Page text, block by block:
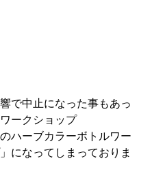
で中止になった事もあっ
ークショップ
ハーブカラーボトルワー
になってしまっておりま